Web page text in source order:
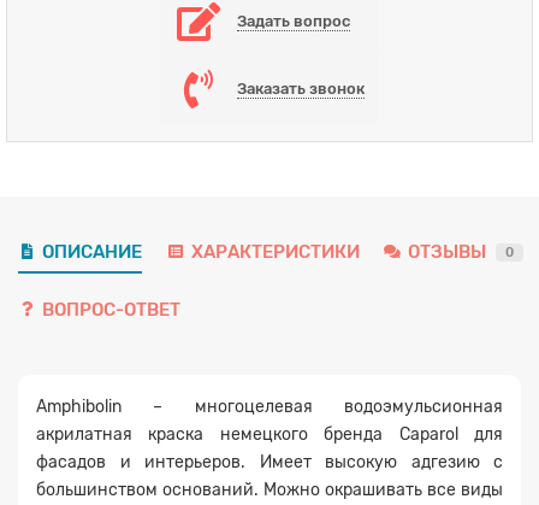
Задать вопрос
Заказать звонок
ОПИСАНИЕ ХАРАКТЕРИСТИКИ ОТЗЫВЫ 0
ВОПРОС-ОТВЕТ
Amphibolin – многоцелевая водоэмульсионная
акрилатная краска немецкого бренда Caparol для
фасадов и интерьеров. Имеет высокую адгезию с
большинством оснований. Можно окрашивать все виды